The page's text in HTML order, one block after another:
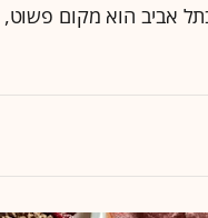
אביב הוא מקום